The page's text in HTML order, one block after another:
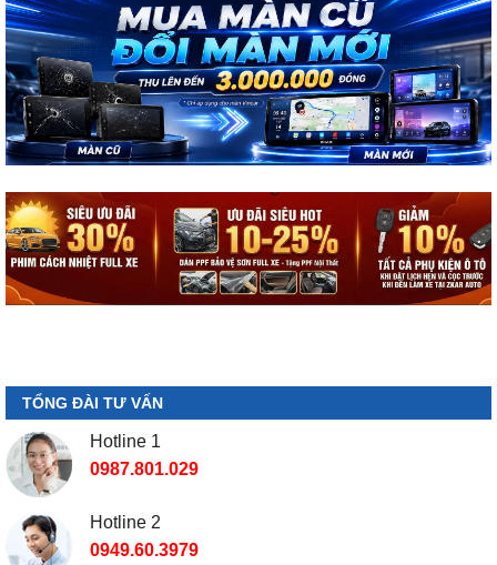
TỔNG ĐÀI TƯ VẤN
Hotline 1
0987.801.029
Hotline 2
0949.60.3979